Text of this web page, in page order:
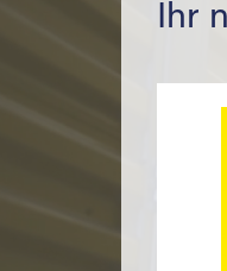
Ihr